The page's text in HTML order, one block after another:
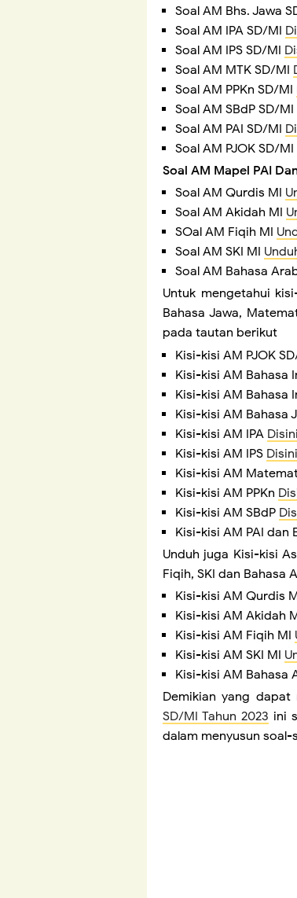
Soal AM Bhs. Jawa
Soal AM IPA SD/MI
Soal AM IPS SD/MI
Soal AM MTK SD/MI
Soal AM PPKn SD/MI
Soal AM SBdP SD/MI
Soal AM PAI SD/MI
Soal AM PJOK SD/MI
Soal AM Mapel PAI
Soal AM Qurdis MI
Soal AM Akidah MI
SOal AM Fiqih MI
Soal AM SKI MI
Soal AM Bahasa
Untuk mengetahui
Bahasa Jawa,
pada tautan berikut
Kisi-kisi AM PJOK
Kisi-kisi AM Bahasa
Kisi-kisi AM Bahasa
Kisi-kisi AM Bahasa
Kisi-kisi AM IPA Disini
Kisi-kisi AM IPS Disini
Kisi-kisi AM
Kisi-kisi AM PPKn
Kisi-kisi AM SBdP
Kisi-kisi AM PAI dan
Unduh juga Kisi-kisi
Fiqih, SKI dan Bahasa
Kisi-kisi AM Qurdis
Kisi-kisi AM Akidah
Kisi-kisi AM Fiqih MI
Kisi-kisi AM SKI MI
Kisi-kisi AM Bahasa
Demikian yang
SD/MI Tahun 2023 ini
dalam menyusun